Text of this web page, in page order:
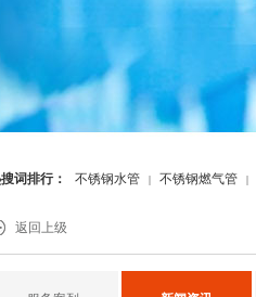
词排行： 不锈钢水管 | 不锈钢燃气管 |
返回上级